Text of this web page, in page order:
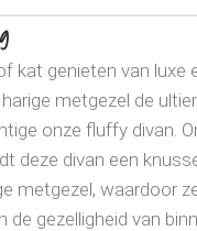
kat genieten van
harige metgezel de
onze fluffy divan.
deze divan een
metgezel, waardoor
de gezelligheid van